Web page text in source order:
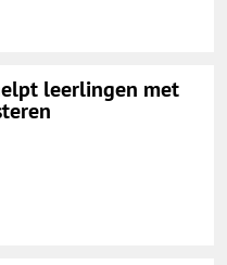
leerlingen met